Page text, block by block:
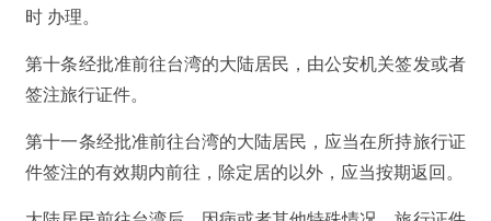
时 办理。
第十条经批准前往台湾的大陆居民，由公安机关签发或者
签注旅行证件。
第十一条经批准前往台湾的大陆居民，应当在所持旅行证
件签注的有效期内前往，除定居的以外，应当按期返回。